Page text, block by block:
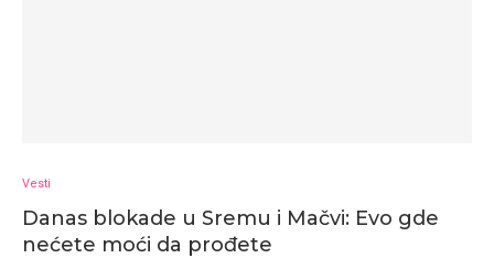
Vesti
Danas blokade u Sremu i Mačvi: Evo gde
nećete moći da prođete